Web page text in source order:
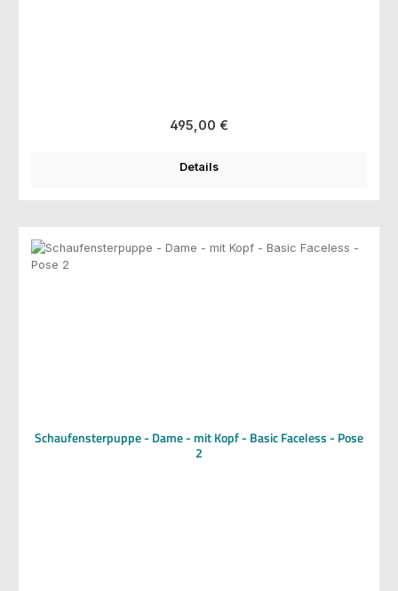
Regulärer Preis:
495,00 €
Details
Schaufensterpuppe - Dame - mit Kopf - Basic Faceless - Pose
2